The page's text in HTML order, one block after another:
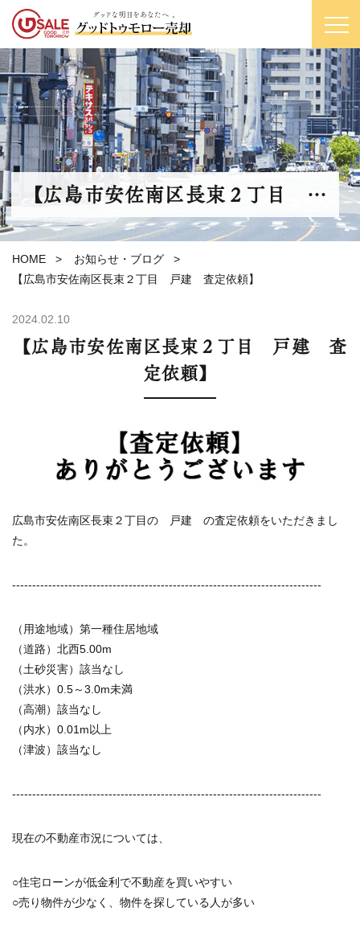
【広島市安佐南区長束２丁目 …
HOME > お知らせ・ブログ >
【広島市安佐南区長束２丁目 戸建 査定依頼】
2024.02.10
【広島市安佐南区長束２丁目 戸建 査
定依頼】
広島市安佐南区長束２丁目の 戸建 の査定依頼をいただきまし
た。
-----------------------------------------------------------------------------
（用途地域）第一種住居地域
（道路）北西5.00m
（土砂災害）該当なし
（洪水）0.5～3.0m未満
（高潮）該当なし
（内水）0.01m以上
（津波）該当なし
-----------------------------------------------------------------------------
現在の不動産市況については、
○住宅ローンが低金利で不動産を買いやすい
○売り物件が少なく、物件を探している人が多い